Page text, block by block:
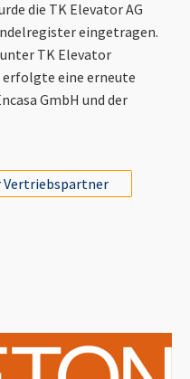
die TK Elevator AG
eingetragen.
TK Elevator
erfolgte eine erneute
GmbH und der
Vertriebspartner